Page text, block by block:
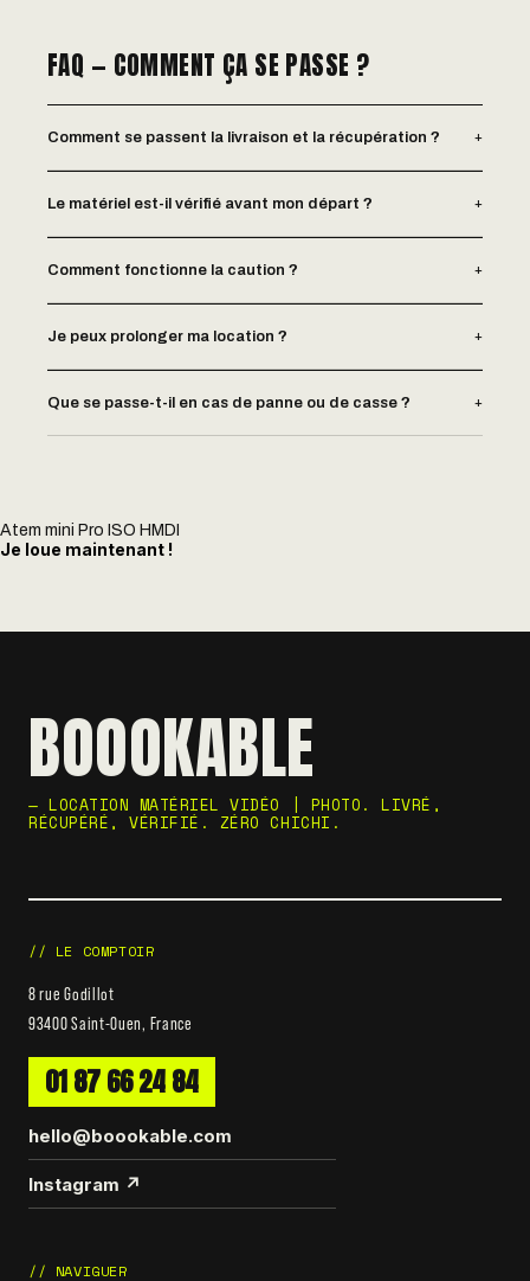
FAQ — COMMENT ÇA SE PASSE ?
Comment se passent la livraison et la récupération ? +
Le matériel est-il vérifié avant mon départ ? +
Comment fonctionne la caution ? +
Je peux prolonger ma location ? +
Que se passe-t-il en cas de panne ou de casse ? +
Atem mini Pro ISO HMDI
Je loue maintenant !
BOOOKABLE
— LOCATION MATÉRIEL VIDÉO | PHOTO. LIVRÉ,
RÉCUPÉRÉ, VÉRIFIÉ. ZÉRO CHICHI.
// LE COMPTOIR
8 rue Godillot
93400 Saint-Ouen, France
01 87 66 24 84
hello@boookable.com
Instagram ↗
// NAVIGUER